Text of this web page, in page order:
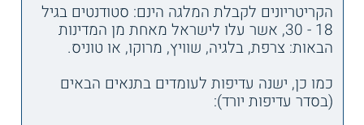
הקריטריונים לקבלת המלגה הינם: סטודנטים בגיל
18 - 30, אשר עלו לישראל מאחת מן המדינות
הבאות: צרפת, בלגיה, שוויץ, מרוקו, או טוניס.
כמו כן, ישנה עדיפות לעומדים בתנאים הבאים
(בסדר עדיפות יורד):